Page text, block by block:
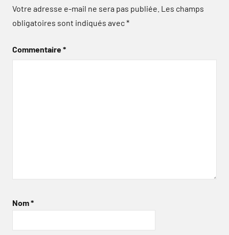
Votre adresse e-mail ne sera pas publiée. Les champs
obligatoires sont indiqués avec*
Commentaire*
Nom*